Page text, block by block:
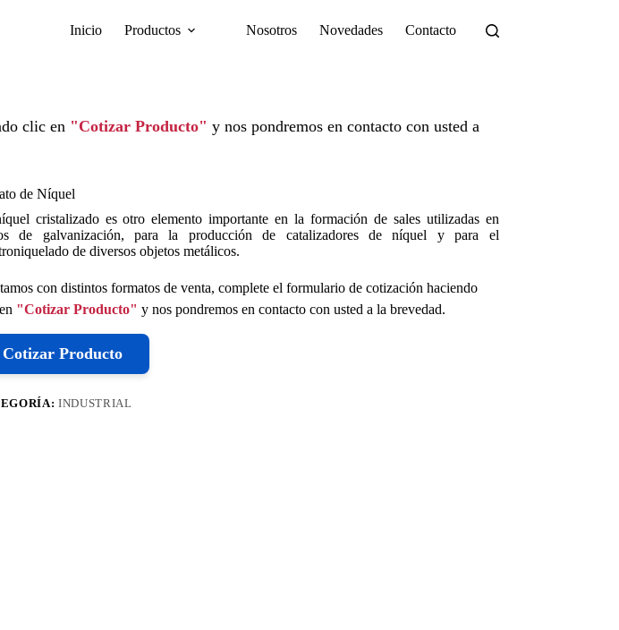
Inicio Productos Nosotros Novedades Contacto
clic en "Cotizar Producto" y nos pondremos en contacto con usted a
de Níquel
cristalizado es otro elemento importante en la formación de sales utilizadas en
de galvanización, para la producción de catalizadores de níquel y para el
de diversos objetos metálicos.
con distintos formatos de venta, complete el formulario de cotización haciendo
"Cotizar Producto" y nos pondremos en contacto con usted a la brevedad.
Cotizar Producto
INDUSTRIAL